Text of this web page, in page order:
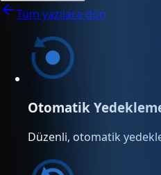
Tüm yazılara dön
Otomatik
Düzenli, otomatik